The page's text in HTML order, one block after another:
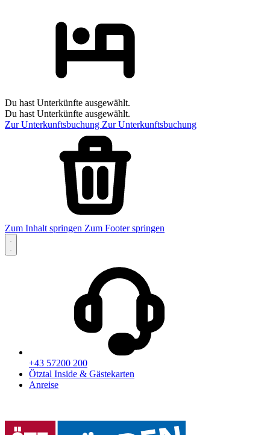
Du hast Unterkünfte ausgewählt.
Du hast Unterkünfte ausgewählt.
Zur Unterkunftsbuchung Zur Unterkunftsbuchung
Zum Inhalt springen Zum Footer springen
+43 57200 200
Ötztal Inside & Gästekarten
Anreise